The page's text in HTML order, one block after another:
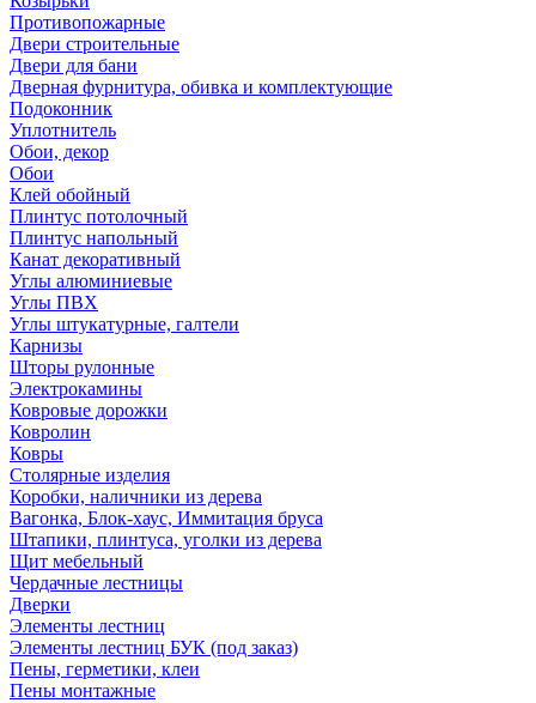
Противопожарные
Двери строительные
Двери для бани
Дверная фурнитура, обивка и комплектующие
Подоконник
Уплотнитель
Обои, декор
Обои
Клей обойный
Плинтус потолочный
Плинтус напольный
Канат декоративный
Углы алюминиевые
Углы ПВХ
Углы штукатурные, галтели
Карнизы
Шторы рулонные
Электрокамины
Ковровые дорожки
Ковролин
Ковры
Столярные изделия
Коробки, наличники из дерева
Вагонка, Блок-хаус, Иммитация бруса
Штапики, плинтуса, уголки из дерева
Щит мебельный
Чердачные лестницы
Дверки
Элементы лестниц
Элементы лестниц БУК (под заказ)
Пены, герметики, клеи
Пены монтажные